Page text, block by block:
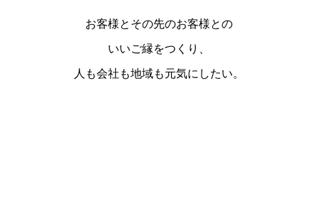
お客様とその先のお客様との
いいご縁をつくり、
人も会社も地域も元気にしたい。